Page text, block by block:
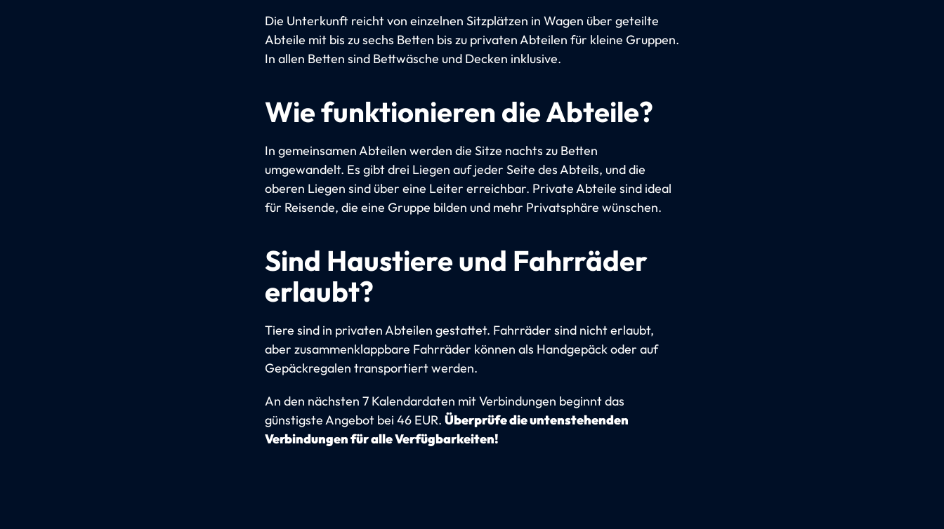
Die Unterkunft reicht von einzelnen Sitzplätzen in Wagen über geteilte
Abteile mit bis zu sechs Betten bis zu privaten Abteilen für kleine Gruppen.
In allen Betten sind Bettwäsche und Decken inklusive.
Wie funktionieren die Abteile?
In gemeinsamen Abteilen werden die Sitze nachts zu Betten
umgewandelt. Es gibt drei Liegen auf jeder Seite des Abteils, und die
oberen Liegen sind über eine Leiter erreichbar. Private Abteile sind ideal
für Reisende, die eine Gruppe bilden und mehr Privatsphäre wünschen.
Sind Haustiere und Fahrräder
erlaubt?
Tiere sind in privaten Abteilen gestattet. Fahrräder sind nicht erlaubt,
aber zusammenklappbare Fahrräder können als Handgepäck oder auf
Gepäckregalen transportiert werden.
An den nächsten 7 Kalendardaten mit Verbindungen beginnt das
günstigste Angebot bei 46 EUR. Überprüfe die untenstehenden
Verbindungen für alle Verfügbarkeiten!